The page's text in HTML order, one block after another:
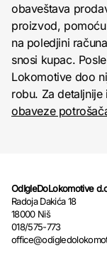
obaveštava
proizvod,
na poledjini
snosi kupac.
Lokomotive doo
robu. Za
obaveze
OdIgleDoLokomotive
Radoja Dakića 18
18000 Niš
018/575-773